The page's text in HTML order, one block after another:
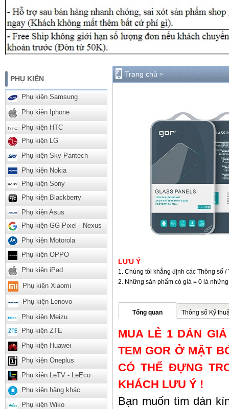
PHỤ KIỆN
Phụ kiện Samsung
Phụ kiện Iphone
Phụ kiện HTC
Phụ kiện LG
Phụ kiện Sky Pantech
Phụ kiện Nokia
Phụ kiện Sony
Phụ kiện Blackberry
Phụ kiện Asus
Phụ kiện GG Pixel - Nexus
Phụ kiện Motorola
Phụ kiện OPPO
Phụ kiện iPad
Phụ kiện Xiaomi
Phụ kiện Lenovo
Phụ kiện Meizu
Phụ kiện ZTE
Phụ kiện Huawei
Phụ kiện Oneplus
Phụ kiện LeTV - LeEco
Phụ kiện hãng khác
Phụ kiện Wiko
Trang chủ >
LƯU Ý
Chúng tôi khẳng định các Thông số
Những sản phẩm có giá = 0 là
Tổng quan Thông số Kỹ
MUA LẺ 1 DÁN
TEM GOR Ở MẶT
CÓ THỂ ĐỰNG
KHÁCH LƯU Ý !
Bạn muốn tìm dán